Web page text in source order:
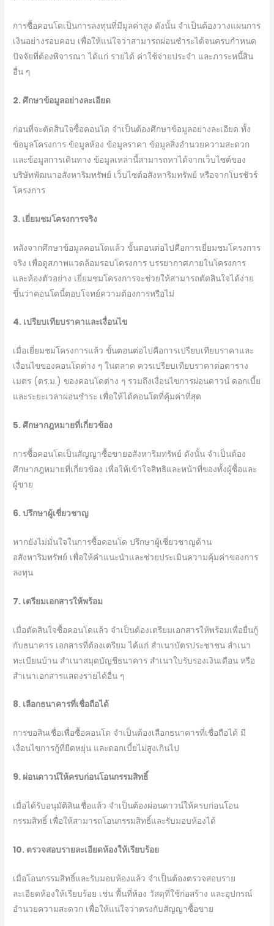
การซื้อคอนโดเป็นการลงทุนที่มีมูลค่าสูง ดังนั้น จำเป็นต้องวางแผนการ
เงินอย่างรอบคอบ เพื่อให้แน่ใจว่าสามารถผ่อนชำระได้จนครบกำหนด
ปัจจัยที่ต้องพิจารณา ได้แก่ รายได้ ค่าใช้จ่ายประจำ และภาระหนี้สิน
อื่น ๆ
2. ศึกษาข้อมูลอย่างละเอียด
ก่อนที่จะตัดสินใจซื้อคอนโด จำเป็นต้องศึกษาข้อมูลอย่างละเอียด ทั้ง
ข้อมูลโครงการ ข้อมูลห้อง ข้อมูลราคา ข้อมูลสิ่งอำนวยความสะดวก
และข้อมูลการเดินทาง ข้อมูลเหล่านี้สามารถหาได้จากเว็บไซต์ของ
บริษัทพัฒนาอสังหาริมทรัพย์ เว็บไซต์อสังหาริมทรัพย์ หรือจากโบรชัวร์
โครงการ
3. เยี่ยมชมโครงการจริง
หลังจากศึกษาข้อมูลคอนโดแล้ว ขั้นตอนต่อไปคือการเยี่ยมชมโครงการ
จริง เพื่อดูสภาพแวดล้อมรอบโครงการ บรรยากาศภายในโครงการ
และห้องตัวอย่าง เยี่ยมชมโครงการจะช่วยให้สามารถตัดสินใจได้ง่าย
ขึ้นว่าคอนโดนี้ตอบโจทย์ความต้องการหรือไม่
4. เปรียบเทียบราคาและเงื่อนไข
เมื่อเยี่ยมชมโครงการแล้ว ขั้นตอนต่อไปคือการเปรียบเทียบราคาและ
เงื่อนไขของคอนโดต่าง ๆ ในตลาด ควรเปรียบเทียบราคาต่อตาราง
เมตร (ตร.ม.) ของคอนโดต่าง ๆ รวมถึงเงื่อนไขการผ่อนดาวน์ ดอกเบี้ย
และระยะเวลาผ่อนชำระ เพื่อให้ได้คอนโดที่คุ้มค่าที่สุด
5. ศึกษากฎหมายที่เกี่ยวข้อง
การซื้อคอนโดเป็นสัญญาซื้อขายอสังหาริมทรัพย์ ดังนั้น จำเป็นต้อง
ศึกษากฎหมายที่เกี่ยวข้อง เพื่อให้เข้าใจสิทธิและหน้าที่ของทั้งผู้ซื้อและ
ผู้ขาย
6. ปรึกษาผู้เชี่ยวชาญ
หากยังไม่มั่นใจในการซื้อคอนโด ปรึกษาผู้เชี่ยวชาญด้าน
อสังหาริมทรัพย์ เพื่อให้คำแนะนำและช่วยประเมินความคุ้มค่าของการ
ลงทุน
7. เตรียมเอกสารให้พร้อม
เมื่อตัดสินใจซื้อคอนโดแล้ว จำเป็นต้องเตรียมเอกสารให้พร้อมเพื่อยื่นกู้
กับธนาคาร เอกสารที่ต้องเตรียม ได้แก่ สำเนาบัตรประชาชน สำเนา
ทะเบียนบ้าน สำเนาสมุดบัญชีธนาคาร สำเนาใบรับรองเงินเดือน หรือ
สำเนาเอกสารแสดงรายได้อื่น ๆ
8. เลือกธนาคารที่เชื่อถือได้
การขอสินเชื่อเพื่อซื้อคอนโด จำเป็นต้องเลือกธนาคารที่เชื่อถือได้ มี
เงื่อนไขการกู้ที่ยืดหยุ่น และดอกเบี้ยไม่สูงเกินไป
9. ผ่อนดาวน์ให้ครบก่อนโอนกรรมสิทธิ์
เมื่อได้รับอนุมัติสินเชื่อแล้ว จำเป็นต้องผ่อนดาวน์ให้ครบก่อนโอน
กรรมสิทธิ์ เพื่อให้สามารถโอนกรรมสิทธิ์และรับมอบห้องได้
10. ตรวจสอบรายละเอียดห้องให้เรียบร้อย
เมื่อโอนกรรมสิทธิ์และรับมอบห้องแล้ว จำเป็นต้องตรวจสอบราย
ละเอียดห้องให้เรียบร้อย เช่น พื้นที่ห้อง วัสดุที่ใช้ก่อสร้าง และอุปกรณ์
อำนวยความสะดวก เพื่อให้แน่ใจว่าตรงกับสัญญาซื้อขาย